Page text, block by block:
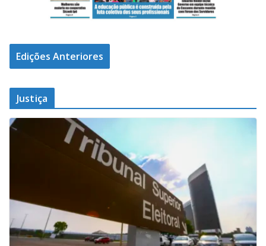
Edições Anteriores
Justiça